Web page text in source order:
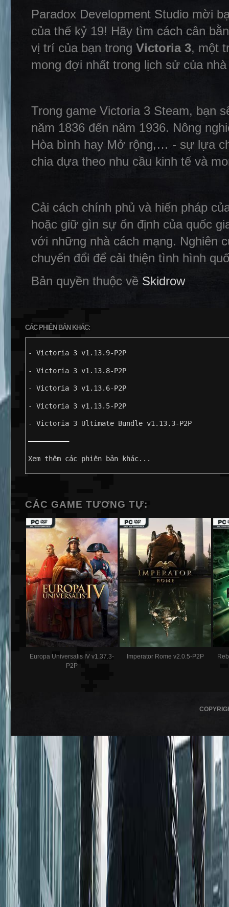
Paradox Development Studio mời
của thế kỷ 19! Hãy tìm cách cân
vị trí của bạn trong Victoria 3, một
mong đợi nhất trong lịch sử của
Trong game Victoria 3 Steam, bạn
năm 1836 đến năm 1936. Nông
Hòa bình hay Mở rộng,… - sự lựa
chia dựa theo nhu cầu kinh tế và
Cải cách chính phủ và hiến pháp
hoặc giữ gìn sự ổn định của quốc
với những nhà cách mạng. Nghiên
chuyển đổi để cải thiện tình hình
Bản quyền thuộc về Skidrow
CÁC PHIÊN BẢN KHÁC:
- Victoria 3 v1.13.9-P2P
- Victoria 3 v1.13.8-P2P
- Victoria 3 v1.13.6-P2P
- Victoria 3 v1.13.5-P2P
- Victoria 3 Ultimate Bundle v1.13.3-P2P
——————————
Xem thêm các phiên bản khác...
CÁC GAME TƯƠNG TỰ:
Europa Universalis IV v1.37.3-
P2P
Imperator Rome v2.0.5-P2P